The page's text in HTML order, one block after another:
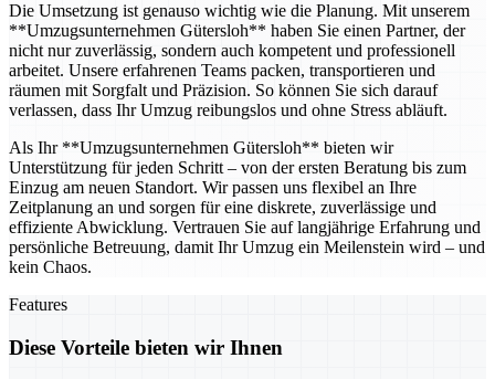
Die Umsetzung ist genauso wichtig wie die Planung. Mit unserem
**Umzugsunternehmen Gütersloh** haben Sie einen Partner, der
nicht nur zuverlässig, sondern auch kompetent und professionell
arbeitet. Unsere erfahrenen Teams packen, transportieren und
räumen mit Sorgfalt und Präzision. So können Sie sich darauf
verlassen, dass Ihr Umzug reibungslos und ohne Stress abläuft.
Als Ihr **Umzugsunternehmen Gütersloh** bieten wir
Unterstützung für jeden Schritt – von der ersten Beratung bis zum
Einzug am neuen Standort. Wir passen uns flexibel an Ihre
Zeitplanung an und sorgen für eine diskrete, zuverlässige und
effiziente Abwicklung. Vertrauen Sie auf langjährige Erfahrung und
persönliche Betreuung, damit Ihr Umzug ein Meilenstein wird – und
kein Chaos.
Features
Diese Vorteile bieten wir Ihnen